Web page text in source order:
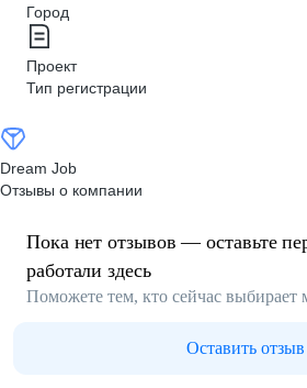
Город
Проект
Тип регистрации
Dream Job
Отзывы о компании
Пока нет отзывов — оставьте
работали здесь
Поможете тем, кто сейчас выбирает
Оставить отзыв